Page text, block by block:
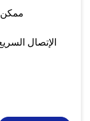
ممكن
الإتصال